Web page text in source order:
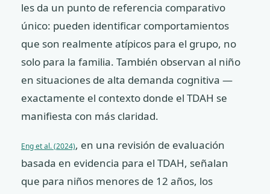
les da un punto de referencia comparativo
único: pueden identificar comportamientos
que son realmente atípicos para el grupo, no
solo para la familia. También observan al niño
en situaciones de alta demanda cognitiva —
exactamente el contexto donde el TDAH se
manifiesta con más claridad.
Eng et al. (2024), en una revisión de evaluación
basada en evidencia para el TDAH, señalan
que para niños menores de 12 años, los